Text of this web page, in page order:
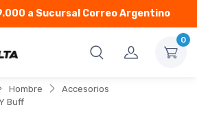
a Sucursal Correo Argentino
0
Hombre
Accesorios
Buff